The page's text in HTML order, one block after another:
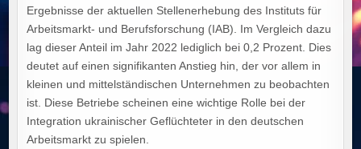
Ergebnisse der aktuellen Stellenerhebung des Instituts für
Arbeitsmarkt- und Berufsforschung (IAB). Im Vergleich dazu
lag dieser Anteil im Jahr 2022 lediglich bei 0,2 Prozent. Dies
deutet auf einen signifikanten Anstieg hin, der vor allem in
kleinen und mittelständischen Unternehmen zu beobachten
ist. Diese Betriebe scheinen eine wichtige Rolle bei der
Integration ukrainischer Geflüchteter in den deutschen
Arbeitsmarkt zu spielen.